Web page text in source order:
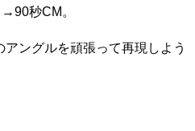
秒CM。
ングルを頑張って再現しよう